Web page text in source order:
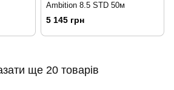
Ambition 8.5 STD 50м
5 145 грн
ще 20 товарів